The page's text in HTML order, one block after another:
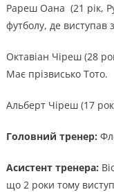
Рареш Оана (21 рік,
футболу, де виступав
Октавіан Чіреш (28
Має прізвисько Тото.
Альберт Чіреш (17
Головний тренер:
Асистент тренера:
що 2 роки тому